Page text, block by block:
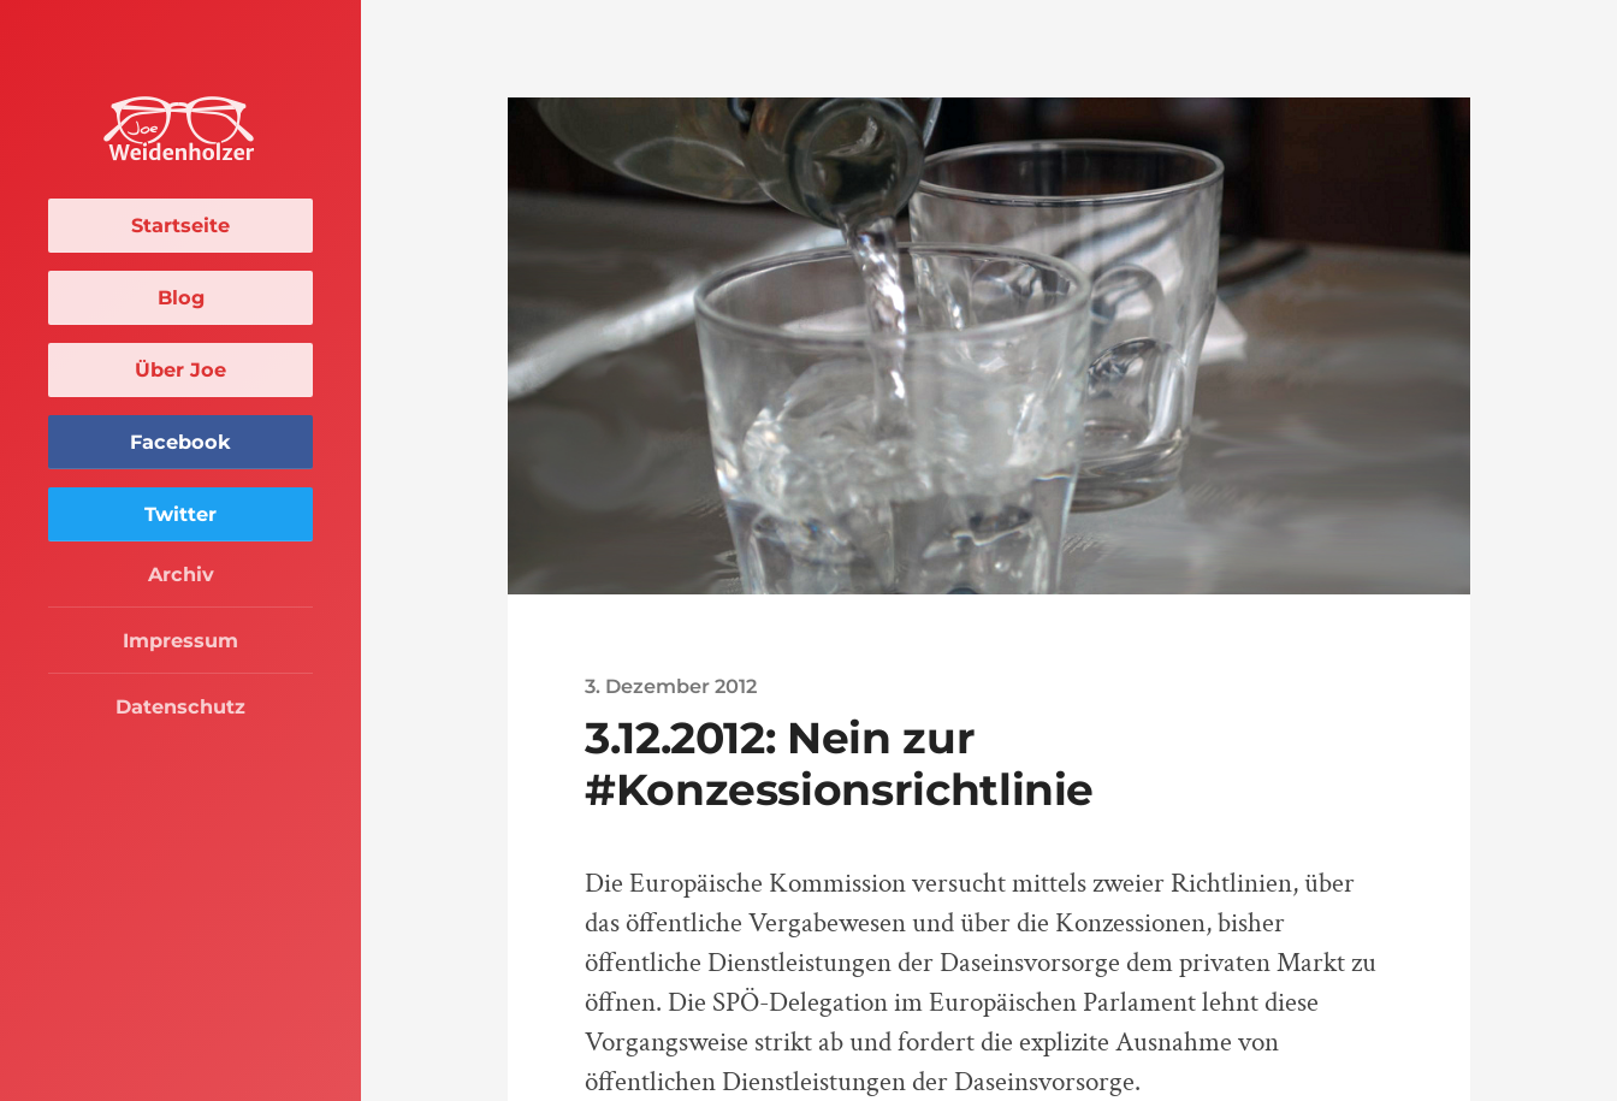
Startseite
Blog
Über Joe
Facebook
Twitter
Archiv
Impressum
Datenschutz
3. Dezember 2012
3.12.2012: Nein zur
#Konzessionsrichtlinie
Die Europäische Kommission versucht mittels zweier Richtlinien, über
das öffentliche Vergabewesen und über die Konzessionen, bisher
öffentliche Dienstleistungen der Daseinsvorsorge dem privaten Markt zu
öffnen. Die SPÖ-Delegation im Europäischen Parlament lehnt diese
Vorgangsweise strikt ab und fordert die explizite Ausnahme von
öffentlichen Dienstleistungen der Daseinsvorsorge.